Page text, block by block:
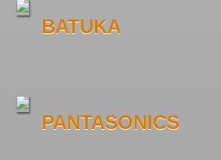
BATUKA
PANTASONICS